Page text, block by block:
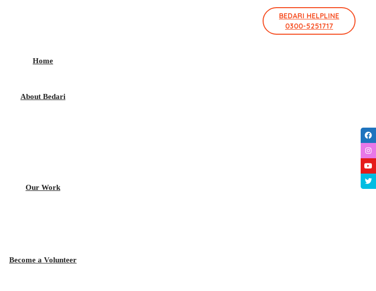
BEDARI HELPLINE
0300-5251717
Home
About Bedari
Our Work
Become a Volunteer